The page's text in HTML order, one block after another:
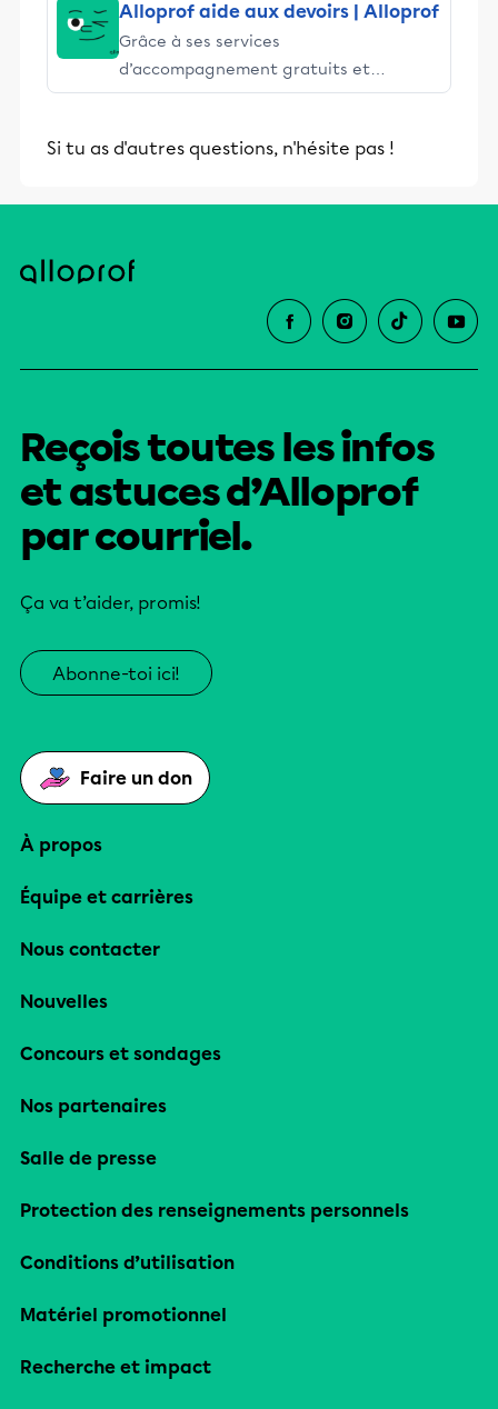
Alloprof aide aux devoirs | Alloprof
Grâce à ses services
d’accompagnement gratuits et
stimulants, Alloprof engage les élèves
éducative.
Si tu as d'autres questions, n'hésite pas !
Reçois toutes les infos
et astuces d’Alloprof
par courriel.
Ça va t’aider, promis!
Abonne-toi ici!
Faire un don
À propos
Équipe et carrières
Nous contacter
Nouvelles
Concours et sondages
Nos partenaires
Salle de presse
Protection des renseignements personnels
Conditions d’utilisation
Matériel promotionnel
Recherche et impact